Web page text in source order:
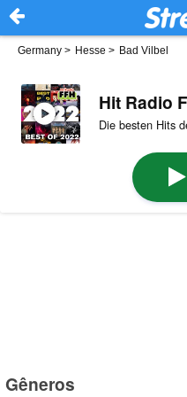
Germany > Hesse > Bad Vilbel
Hit Radio
Die besten Hits
Gêneros